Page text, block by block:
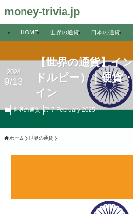
money-trivia.jp
HOME 世界の通貨 日本の通貨
【世界の通貨】イ
ドルピー）｜硬貨
イン
2024
9/13
世界の通貨 7 February 2025
ホーム 世界の通貨